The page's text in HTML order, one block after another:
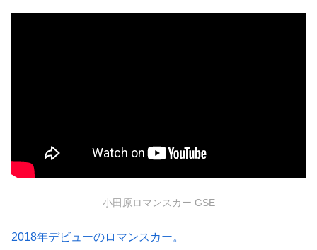
小田原ロマンスカー GSE
2018年デビューのロマンスカー。